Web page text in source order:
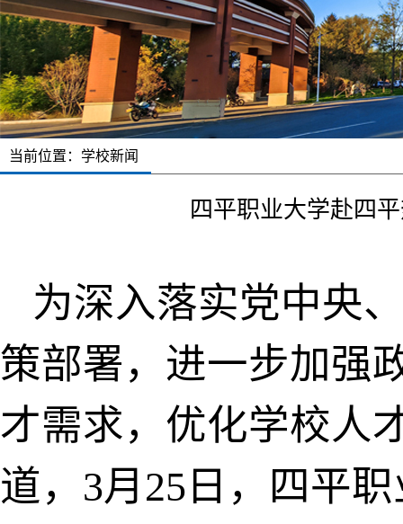
当前位置： 学校新闻
四平职业大学赴四
为深入落实党中央
策部署，进一步加强
才需求，优化学校人
道，3月25日，四平